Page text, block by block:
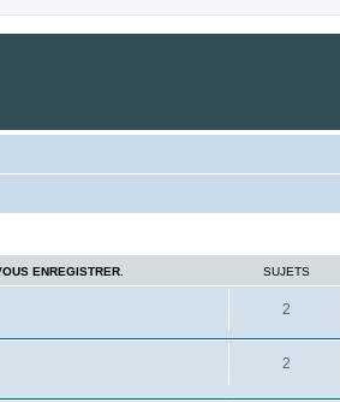
ENREGISTRER. SUJETS
2
2